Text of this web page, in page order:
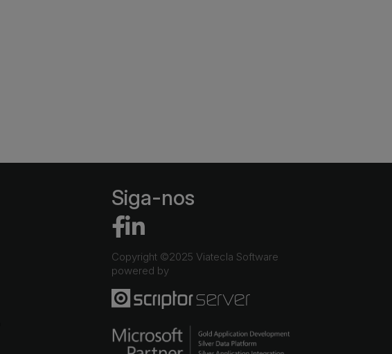
Siga-nos
Copyright ©2025 Viatecla Software
powered by